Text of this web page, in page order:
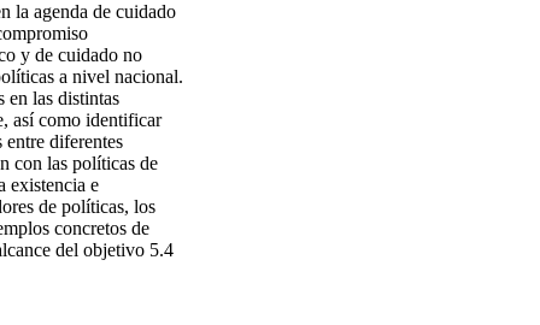
la agenda de cuidado
y de cuidado no
a nivel nacional.
en las distintas
así como identificar
entre diferentes
con las políticas de
existencia e
de políticas, los
concretos de
del objetivo 5.4